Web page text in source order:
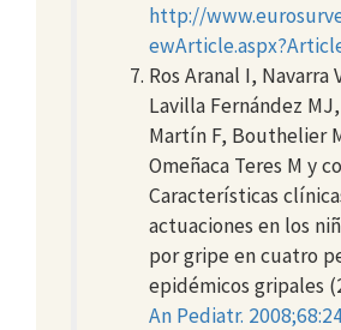
http://
Ros Aranal I, Navarra
Lavilla Fernández
Martín F, Bouthelier
Omeñaca Teres M y
Características
actuaciones en los
por gripe en cuatro
epidémicos gripales
An Pediatr.